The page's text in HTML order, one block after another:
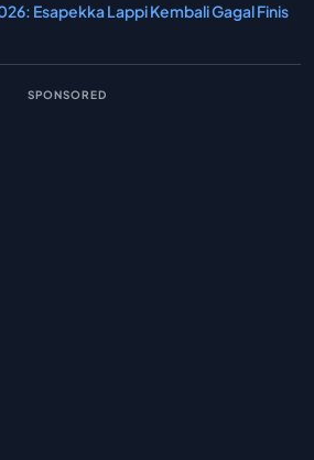
Esapekka Lappi Kembali Gagal Finis
SPONSORED